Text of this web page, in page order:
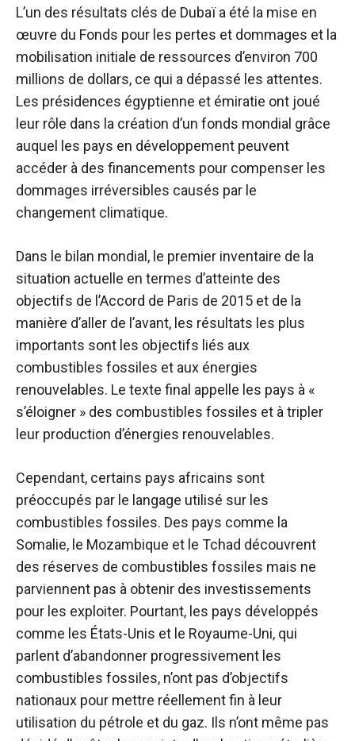
L’un des résultats clés de Dubaï a été la mise en
œuvre du Fonds pour les pertes et dommages et la
mobilisation initiale de ressources d’environ 700
millions de dollars, ce qui a dépassé les attentes.
Les présidences égyptienne et émiratie ont joué
leur rôle dans la création d’un fonds mondial grâce
auquel les pays en développement peuvent
accéder à des financements pour compenser les
dommages irréversibles causés par le
changement climatique.
Dans le bilan mondial, le premier inventaire de la
situation actuelle en termes d’atteinte des
objectifs de l’Accord de Paris de 2015 et de la
manière d’aller de l’avant, les résultats les plus
importants sont les objectifs liés aux
combustibles fossiles et aux énergies
renouvelables. Le texte final appelle les pays à «
s’éloigner » des combustibles fossiles et à tripler
leur production d’énergies renouvelables.
Cependant, certains pays africains sont
préoccupés par le langage utilisé sur les
combustibles fossiles. Des pays comme la
Somalie, le Mozambique et le Tchad découvrent
des réserves de combustibles fossiles mais ne
parviennent pas à obtenir des investissements
pour les exploiter. Pourtant, les pays développés
comme les États-Unis et le Royaume-Uni, qui
parlent d’abandonner progressivement les
combustibles fossiles, n’ont pas d’objectifs
nationaux pour mettre réellement fin à leur
utilisation du pétrole et du gaz. Ils n’ont même pas